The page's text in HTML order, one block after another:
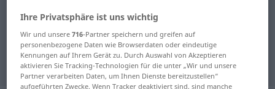
Französisch-Deutsch Übersetzung
für "sinistre"
"sinistre" Deutsch Übersetzung
Ihre Privatsphäre ist uns wichtig
Wir und unsere716-Partner speichern und greifen auf
personenbezogene Daten wie Browserdaten oder eindeutige
Kennungen auf Ihrem Gerät zu. Durch Auswahl von Akzeptieren
aktivieren Sie Tracking-Technologien für die unter „Wir und unsere
Partner verarbeiten Daten, um Ihnen Dienste bereitzustellen“
aufgeführten Zwecke. Wenn Tracker deaktiviert sind, sind manche